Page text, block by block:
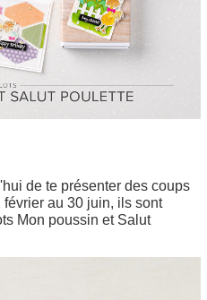
de te présenter des coups
au 30 juin, ils sont
Mon poussin et Salut